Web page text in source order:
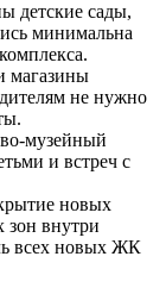
детские сады,
минимальна
магазины
не нужно
музейный
и встреч с
новых
зон внутри
всех новых ЖК